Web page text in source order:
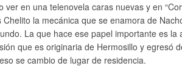
ver en una telenovela caras nuevas y en
Chelito la mecánica que se enamora de
La que hace ese papel importante es la
que es originaria de Hermosillo y egresó
se cambio de lugar de residencia.